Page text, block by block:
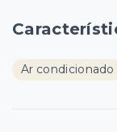
Ar condicionado